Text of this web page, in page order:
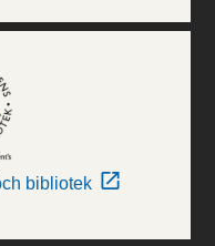
bibliotek